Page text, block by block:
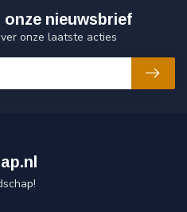
nieuwsbrief
onze laatste acties